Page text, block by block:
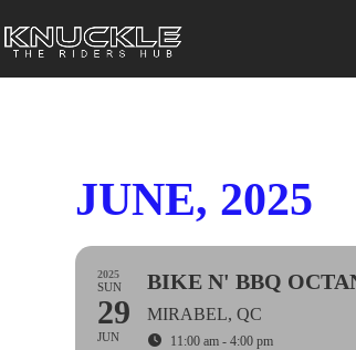
JUNE, 2025
2025
SUN
29
JUN
BIKE N' BBQ
MIRABEL, QC
11:00 am - 4:00 pm